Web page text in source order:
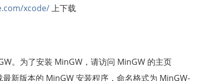
xcode/上下载
。为了安装 MinGW，请访问 MinGW 的主页
最新版本的 MinGW 安装程序，命名格式为 MinGW-